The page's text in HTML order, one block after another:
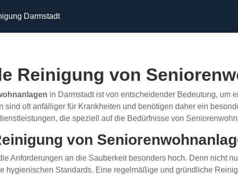
Darmstadt
Reinigung von
in Darmstadt ist von entscheidender Bedeutung, um
sind oft anfälliger für Krankheiten und benötigen daher ein
die speziell auf die Bedürfnisse von
von
Anforderungen an die Sauberkeit besonders hoch. Denn nicht
hygienischen Standards. Eine regelmäßige und gründliche